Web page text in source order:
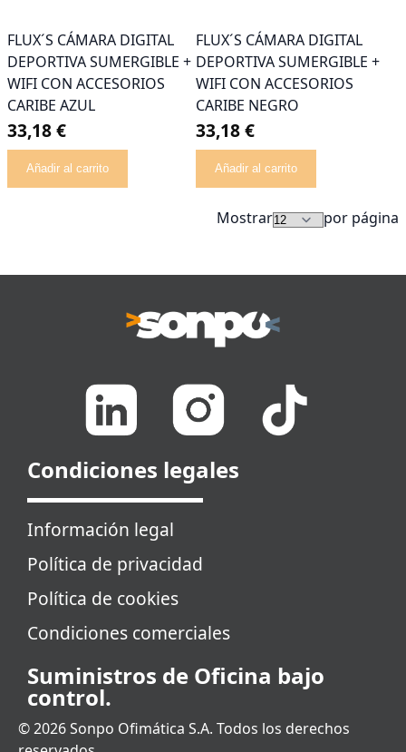
FLUX´S CÁMARA DIGITAL
DEPORTIVA SUMERGIBLE +
WIFI CON ACCESORIOS
CARIBE AZUL
33,18 €
Añadir al carrito
FLUX´S CÁMARA DIGITAL
DEPORTIVA SUMERGIBLE +
WIFI CON ACCESORIOS
CARIBE NEGRO
33,18 €
Añadir al carrito
Mostrar por página
Condiciones legales
Información legal
Política de privacidad
Política de cookies
Condiciones comerciales
Suministros de Oficina bajo
control.
© 2026 Sonpo Ofimática S.A. Todos los derechos